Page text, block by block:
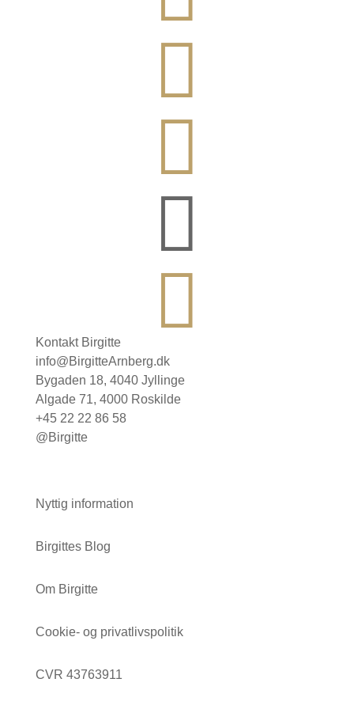




Kontakt Birgitte
info@BirgitteArnberg.dk
Bygaden 18, 4040 Jyllinge
Algade 71, 4000 Roskilde
+45 22 22 86 58
@Birgitte
Nyttig information
Birgittes Blog
Om Birgitte
Cookie- og privatlivspolitik
CVR 43763911